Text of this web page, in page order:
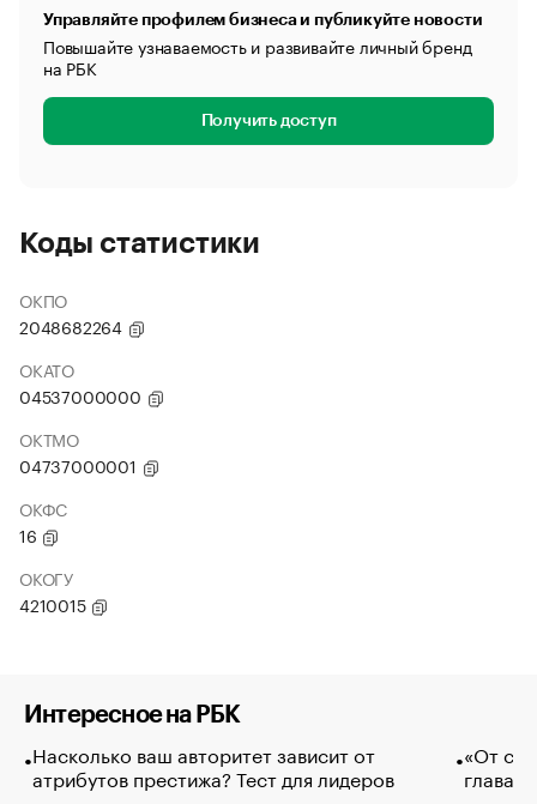
Управляйте профилем бизнеса и публикуйте новости
Повышайте узнаваемость и развивайте личный бренд
на РБК
Получить доступ
Коды статистики
ОКПО
2048682264
ОКАТО
04537000000
ОКТМО
04737000001
ОКФС
16
ОКОГУ
4210015
Интересное на РБК
Насколько ваш авторитет зависит от
атрибутов престижа? Тест для лидеров
«От
глава